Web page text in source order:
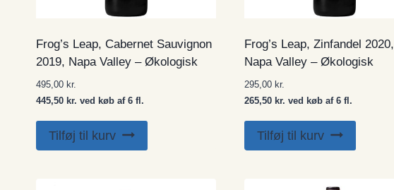
Frog’s Leap, Cabernet Sauvignon
2019, Napa Valley – Økologisk
495,00 kr.
445,50 kr. ved køb af 6 fl.
Tilføj til kurv
Frog’s Leap, Zinfandel 2020,
Napa Valley – Økologisk
295,00 kr.
265,50 kr. ved køb af 6 fl.
Tilføj til kurv